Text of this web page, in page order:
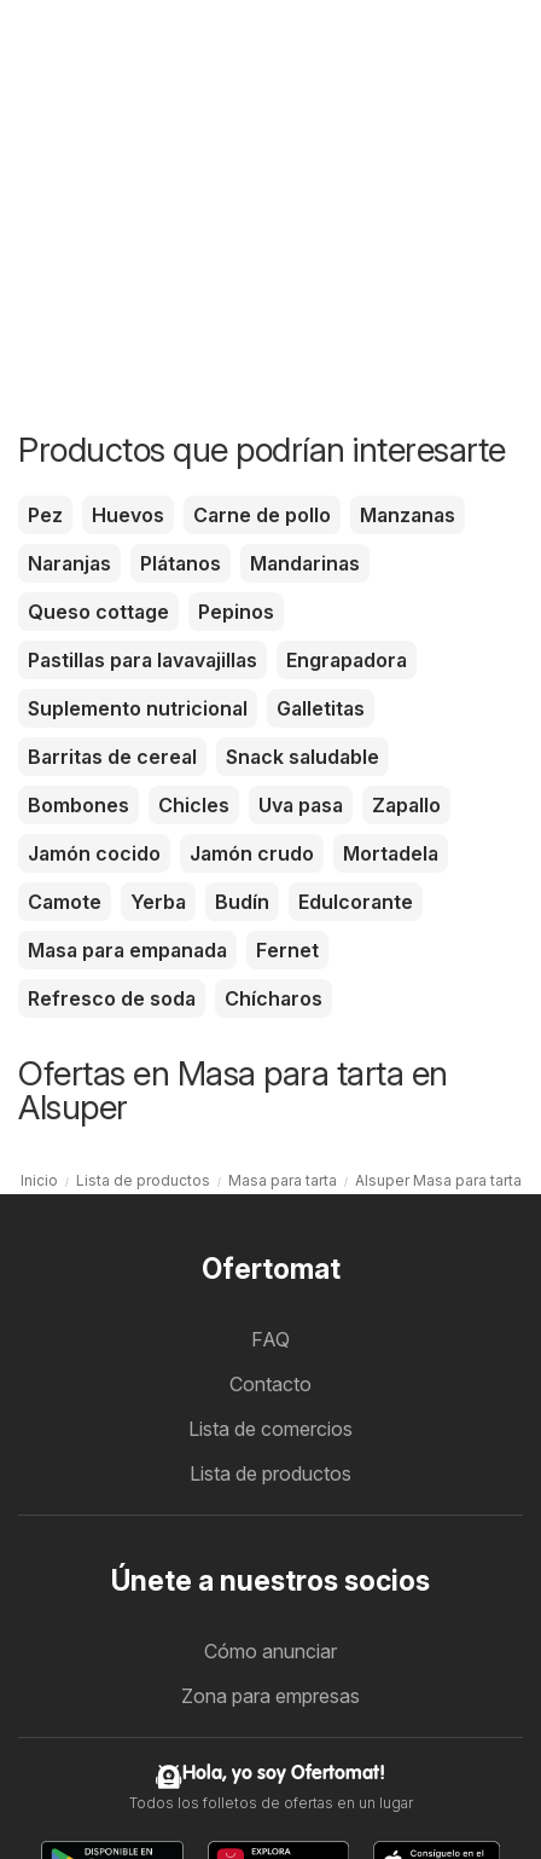
Productos que podrían interesarte
Pez Huevos Carne de pollo
Manzanas
Naranjas
Plátanos
Mandarinas
Queso cottage
Pepinos
Pastillas para lavavajillas
Engrapadora
Suplemento nutricional
Galletitas
Barritas de cereal
Snack saludable
Bombones
Chicles Uva pasa
Zapallo
Jamón cocido
Jamón crudo
Mortadela
Camote
Yerba Budín
Edulcorante
Masa para empanada
Fernet
Refresco de soda
Chícharos
Ofertas en Masa para tarta en
Alsuper
Inicio Lista de productos Masa para tarta Alsuper Masa para tarta
Ofertomat
FAQ
Contacto
Lista de comercios
Lista de productos
Únete a nuestros socios
Cómo anunciar
Zona para empresas
Hola, yo soy Ofertomat!
Todos los folletos de ofertas en un lugar